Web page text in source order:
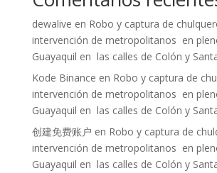
dewalive en Robo y captura de
intervención de metropolitanos en
Guayaquil en las calles de Colón y
Kode Binance en Robo y captura de
intervención de metropolitanos en
Guayaquil en las calles de Colón y
创建免费账户 en Robo y captura de
intervención de metropolitanos en
Guayaquil en las calles de Colón y